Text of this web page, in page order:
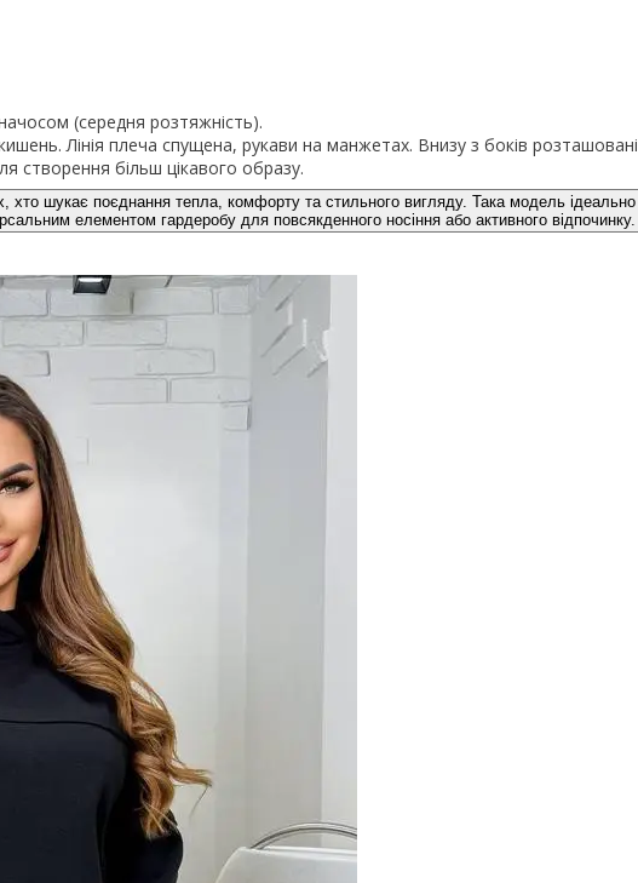
(середня розтяжність).
Лінія плеча спущена, рукави на манжетах. Внизу з боків розташовані
створення більш цікавого образу.
хто шукає поєднання тепла, комфорту та стильного вигляду. Така модель ідеально
елементом гардеробу для повсякденного носіння або активного відпочинку.